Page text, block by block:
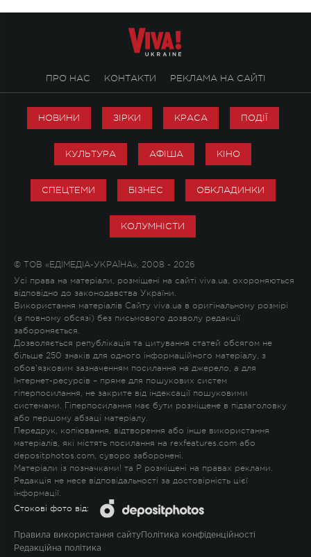
ПРО НАС КОНТАКТИ РЕКЛАМА НА САЙТІ
НОВИНИ ЗІРКИ КРАСА ПОДІЇ
КУЛЬТУРА АФІША КІНО
СПЕЦТЕМИ БІЗНЕС ОБКЛАДИНКИ
КОЛУМНІСТИ
© ТОВ «ЕДІМЕДІА-УКРАЇНА», 2008 - 2026
Усі права на матеріали, розміщені на сайті viva.ua, охороняються
відповідно до законодавства України.
Використання матеріалів Сайту viva.ua в оригінальному розмірі
(в повному обсязі) без письмового дозволу редакції
забороняється.
Дозволяється републікація та цитування статей обсягом не
більше 250 знаків для одного інформаційного матеріалу, з
обов'язковим зазначенням посилання на джерело, а для
Інтернет-ресурсів – пряме для пошукових систем
гіперпосилання, не закрите від індексації пошуковими
системами. Гіперпосилання має бути розміщене в підзаголовку
або першому абзаці матеріалу.
Передрук, копіювання, відтворення або інше використання
матеріалів, які містять посилання на rexfeatures.com або
depositphotos.com, суворо заборонені.
Матеріали із позначками! та P розміщені на правах реклами.
Редакція не несе відповідальності за достовірність цієї
інформації.
Стокові фото від:
Правила використання сайту Політика конфіденційності
Редакційна політика